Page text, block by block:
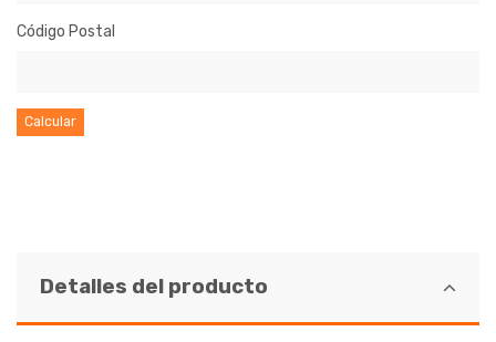
Código Postal
Calcular
Detalles del producto